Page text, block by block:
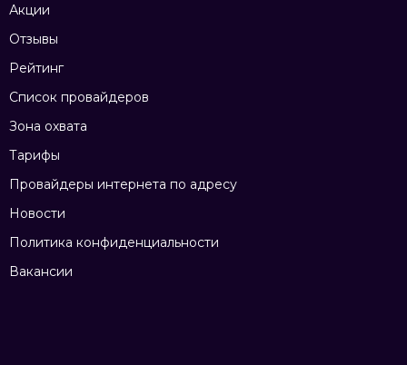
Акции
Отзывы
Рейтинг
Список провайдеров
Зона охвата
Тарифы
Провайдеры интернета по адресу
Новости
Политика конфиденциальности
Вакансии